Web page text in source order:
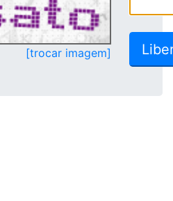
[trocar imagem]